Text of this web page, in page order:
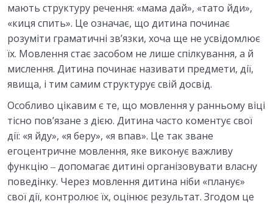
мають структуру речення: «мама дай», «тато йди»,
«киця спить». Це означає, що дитина починає
розуміти граматичні зв’язки, хоча ще не усвідомлює
їх. Мовлення стає засобом не лише спілкування, а й
мислення. Дитина починає називати предмети, дії,
явища, і тим самим структурує свій досвід.
Особливо цікавим є те, що мовлення у ранньому віці
тісно пов’язане з дією. Дитина часто коментує свої
дії: «я йду», «я беру», «я впав». Це так зване
егоцентричне мовлення, яке виконує важливу
функцію ‒ допомагає дитині організовувати власну
поведінку. Через мовлення дитина ніби «планує»
свої дії, контролює їх, оцінює результат. Згодом це